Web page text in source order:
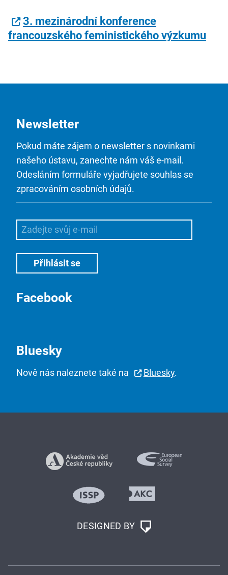
3. mezinárodní konference
francouzského feministického výzkumu
Newsletter
Pokud máte zájem o newsletter s novinkami
našeho ústavu, zanechte nám váš e-mail.
Odesláním formuláře vyjadřujete souhlas se
zpracováním osobních údajů.
Facebook
Bluesky
Nově nás naleznete také na Bluesky.
DESIGNED BY